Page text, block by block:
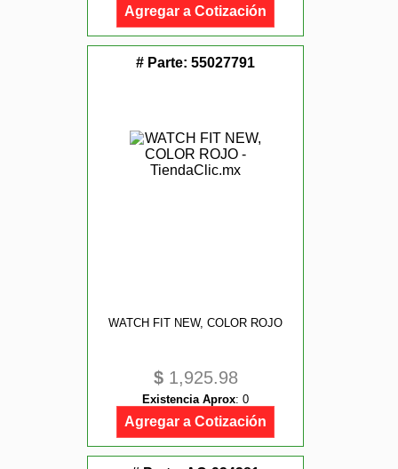
Agregar a Cotización
# Parte: 55027791
WATCH FIT NEW, COLOR ROJO
$1,925.98
Existencia Aprox: 0
Agregar a Cotización